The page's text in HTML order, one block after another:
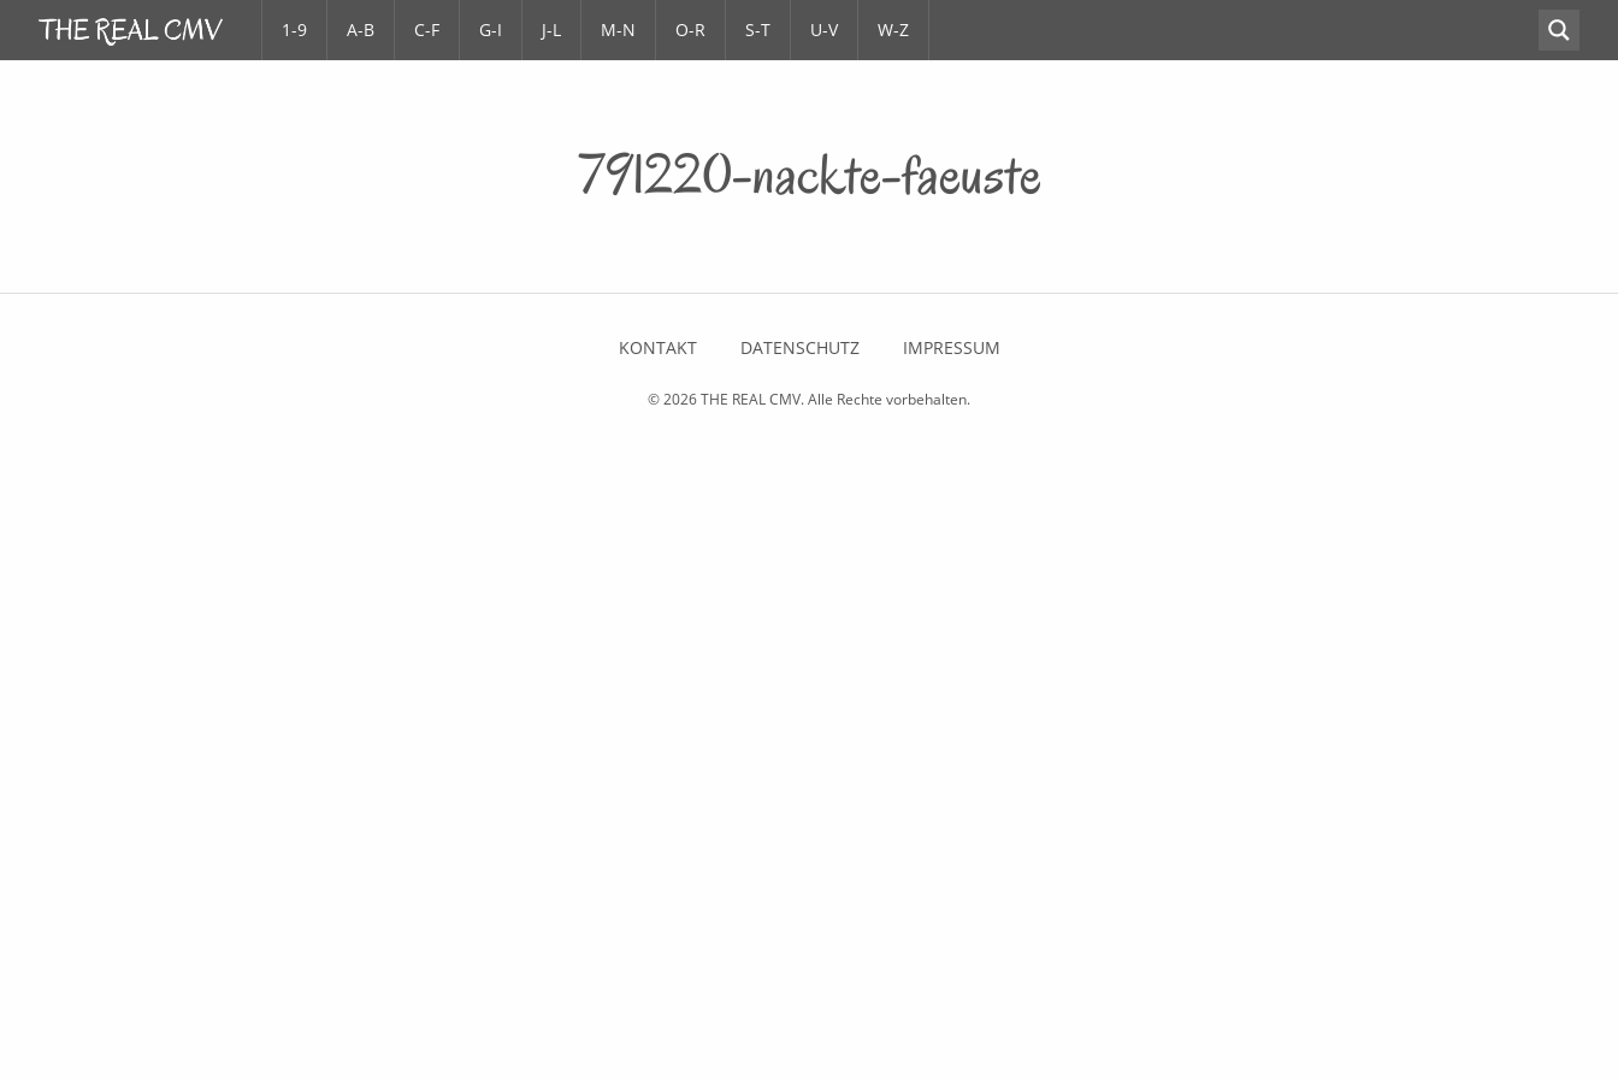
1-9 A-B C-F G-I J-L M-N O-R S-T U-V W-Z
791220-nackte-faeuste
KONTAKT DATENSCHUTZ IMPRESSUM
© 2026THE REAL CMV. Alle Rechte vorbehalten.